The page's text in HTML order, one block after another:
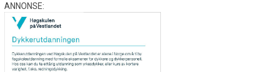
ANNONSE: